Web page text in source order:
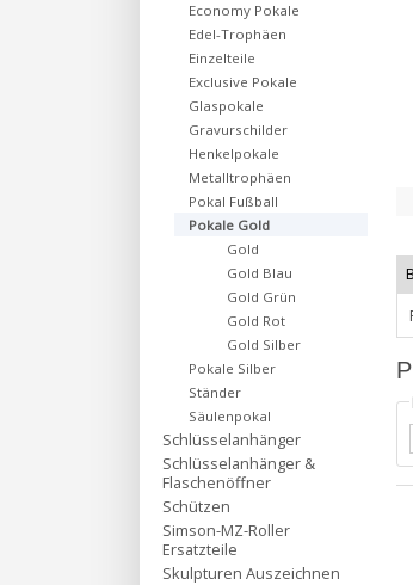
Economy Pokale
Edel-Trophäen
Einzelteile
Exclusive Pokale
Glaspokale
Gravurschilder
Henkelpokale
Metalltrophäen
Pokal Fußball
Pokale Gold
Gold
Gold Blau
Gold Grün
Gold Rot
Gold Silber
Pokale Silber
Ständer
Säulenpokal
Schlüsselanhänger
Schlüsselanhänger &
Flaschenöffner
Schützen
Simson-MZ-Roller
Ersatzteile
Skulpturen Auszeichnen